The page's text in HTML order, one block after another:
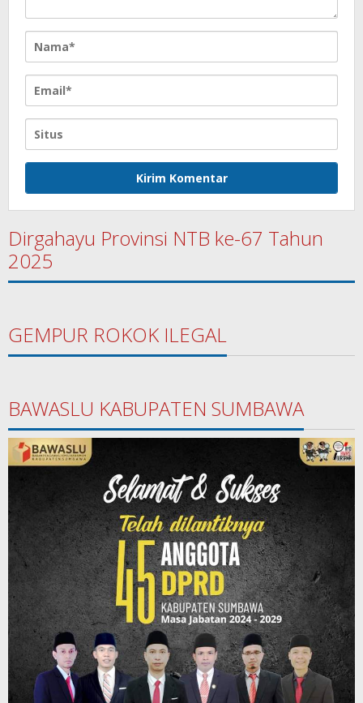
Dirgahayu Provinsi NTB ke-67 Tahun
2025
GEMPUR ROKOK ILEGAL
BAWASLU KABUPATEN SUMBAWA